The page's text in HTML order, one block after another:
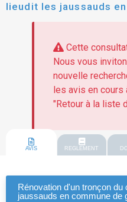
lieudit les jaussauds
Cette
Nous vous
nouvelle
les avis en cours
"Retour à la liste
AVIS REGLEMENT
Rénovation d'un tronçon du
jaussauds en commune de